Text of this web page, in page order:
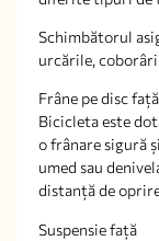
Schimbătorul
urcările,
Frâne pe disc
Bicicleta este
o frânare sigură
umed sau
distanță de
Suspensie față